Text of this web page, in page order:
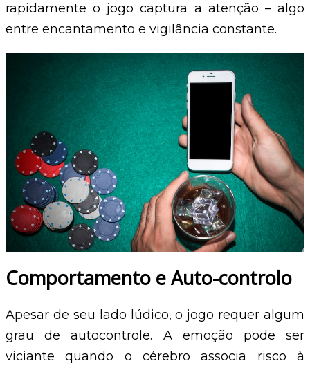
rapidamente o jogo captura a atenção – algo
entre encantamento e vigilância constante.
Comportamento e Auto-controlo
Apesar de seu lado lúdico, o jogo requer algum
grau de autocontrole. A emoção pode ser
viciante quando o cérebro associa risco à